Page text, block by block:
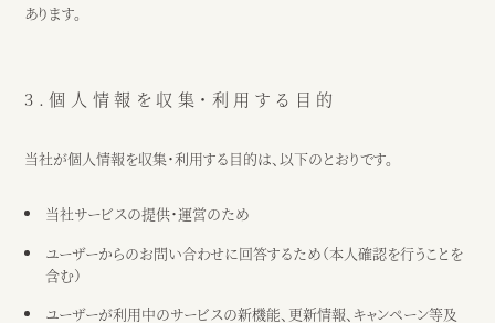
●アクセス
Google map
●営業時間
カフェ
あります。
3.個人情報を収集・利用する目的
当社が個人情報を収集・利用する目的は、以下のとおりです。
当社サービスの提供・運営のため
ユーザーからのお問い合わせに回答するため（本人確認を行うことを
含む）
ユーザーが利用中のサービスの新機能、更新情報、キャンペーン等及